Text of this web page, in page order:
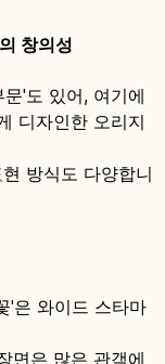
창의성
'도 있어, 여기에
디자인한 오리지
현 방식도 다양합니
'은 와이드 스타마
면은 많은 관객에